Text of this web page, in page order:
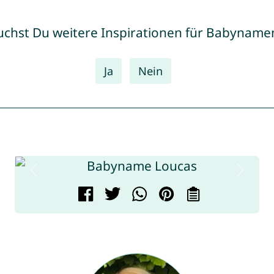
Du weitere Inspirationen für
Ja Nein